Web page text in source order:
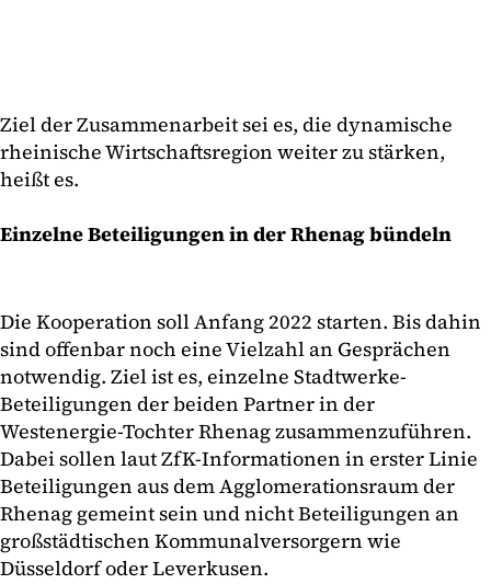
Ziel der Zusammenarbeit sei es, die dynamische
rheinische Wirtschaftsregion weiter zu stärken,
heißt es.
Einzelne Beteiligungen in der Rhenag bündeln
Die Kooperation soll Anfang 2022 starten. Bis dahin
sind offenbar noch eine Vielzahl an Gesprächen
notwendig. Ziel ist es, einzelne Stadtwerke-
Beteiligungen der beiden Partner in der
Westenergie-Tochter Rhenag zusammenzuführen.
Dabei sollen laut ZfK-Informationen in erster Linie
Beteiligungen aus dem Agglomerationsraum der
Rhenag gemeint sein und nicht Beteiligungen an
großstädtischen Kommunalversorgern wie
Düsseldorf oder Leverkusen.